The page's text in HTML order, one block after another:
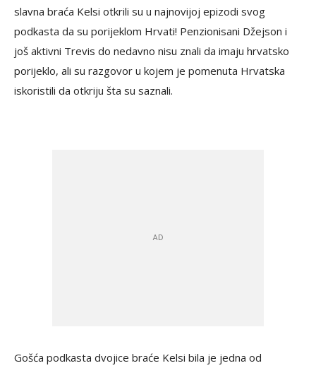
slavna braća Kelsi otkrili su u najnovijoj epizodi svog
podkasta da su porijeklom Hrvati! Penzionisani Džejson i
još aktivni Trevis do nedavno nisu znali da imaju hrvatsko
porijeklo, ali su razgovor u kojem je pomenuta Hrvatska
iskoristili da otkriju šta su saznali.
Gošća podkasta dvojice braće Kelsi bila je jedna od